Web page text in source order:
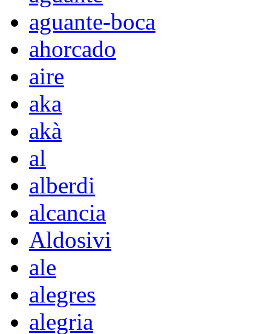
aguante-boca
ahorcado
aire
aka
akà
al
alberdi
alcancia
Aldosivi
ale
alegres
alegria